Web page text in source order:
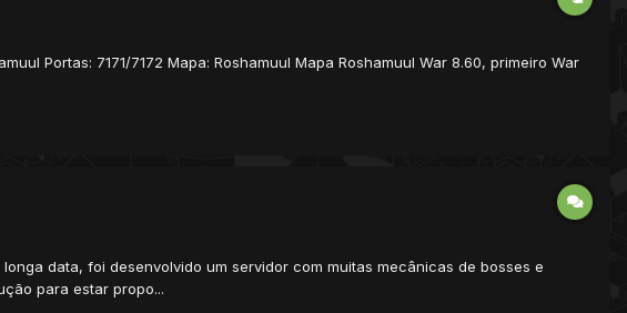
Portas: 7171/7172 Mapa: Roshamuul Mapa Roshamuul War 8.60, primeiro War
data, foi desenvolvido um servidor com muitas mecânicas de bosses e
para estar propo...